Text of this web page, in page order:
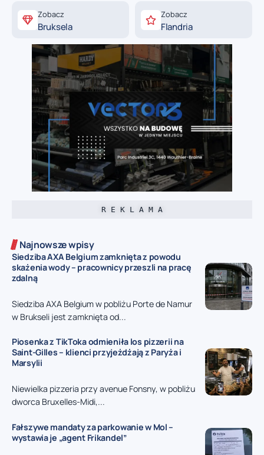
Zobacz
Bruksela
Zobacz
Flandria
R E K L A M A
Najnowsze wpisy
Siedziba AXA Belgium zamknięta z powodu
skażenia wody – pracownicy przeszli na pracę
zdalną
Siedziba AXA Belgium w pobliżu Porte de Namur
w Brukseli jest zamknięta od...
Piosenka z TikToka odmieniła los pizzerii na
Saint-Gilles – klienci przyjeżdżają z Paryża i
Marsylii
Niewielka pizzeria przy avenue Fonsny, w pobliżu
dworca Bruxelles-Midi,...
Fałszywe mandaty za parkowanie w Mol –
wystawia je „agent Frikandel”